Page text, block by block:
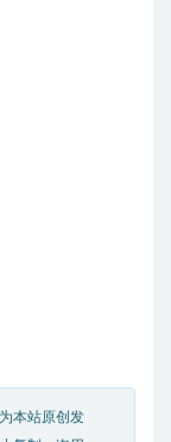
本站原创发